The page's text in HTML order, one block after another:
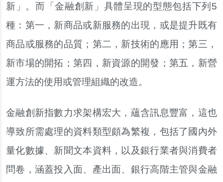
新」。而「金融創新」具體呈現的型態包括下列5
種：第一，新商品或新服務的出現，或是提升既有
商品或服務的品質；第二，新技術的應用；第三，
新市場的開拓；第四，新資源的開發；第五，新營
運方法的使用或管理組織的改造。
金融創新指數力求架構宏大，蘊含訊息豐富，這也
導致所需處理的資料類型頗為繁複，包括了國內外
量化數據、新聞文本資料，以及銀行業者與消費者
問卷，涵蓋投入面、產出面、銀行高階主管與金融